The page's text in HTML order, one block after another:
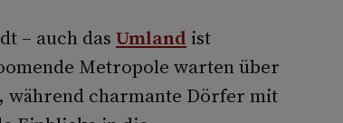
– auch das Umland ist
Metropole warten über
während charmante Dörfer mit